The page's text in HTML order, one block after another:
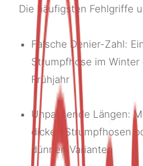
Die häufigsten Fehlgriffe
Falsche Denier-Zahl:
Strumpfhose im
Frühjahr
Unpassende Längen:
dicken Strumpfhosen
dünnen Varianten